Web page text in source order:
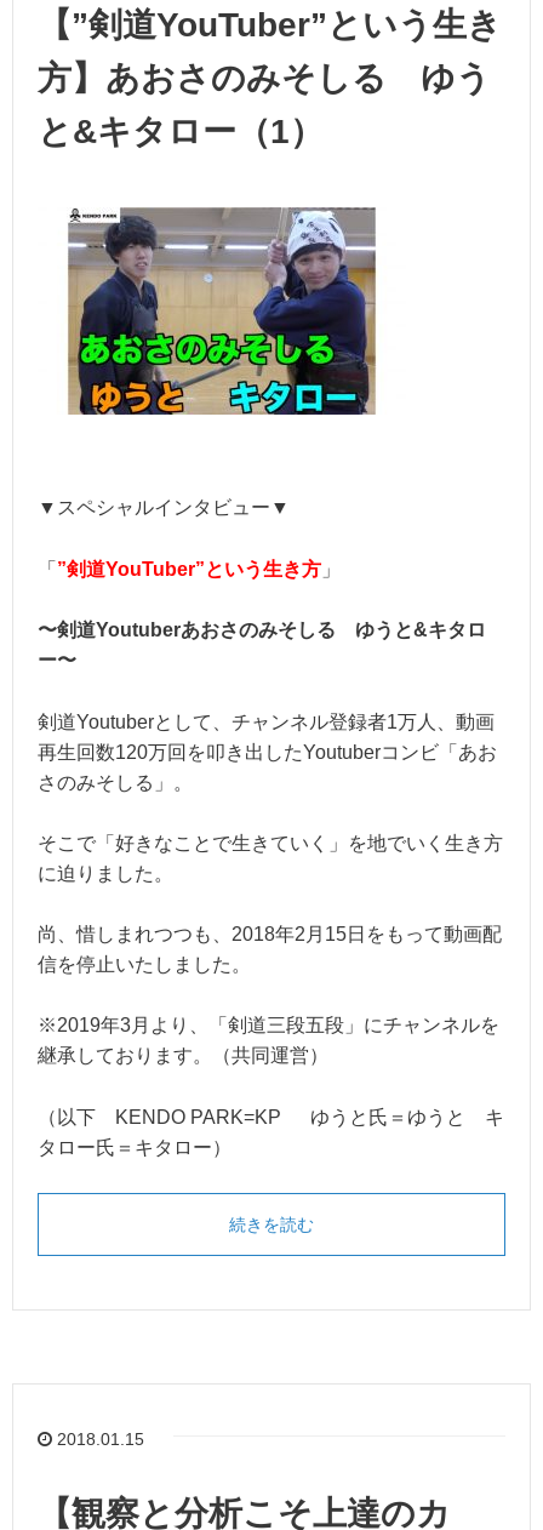
【”剣道YouTuber”という生き
方】あおさのみそしる ゆう
と&キタロー（1）
▼スペシャルインタビュー▼
「 ”剣道YouTuber”という生き方 」
〜剣道Youtuberあおさのみそしる ゆうと&キタロ
ー〜
剣道Youtuberとして、チャンネル登録者1万人、動画
再生回数120万回を叩き出したYoutuberコンビ「あお
さのみそしる」。
そこで「好きなことで生きていく」を地でいく生き方
に迫りました。
尚、惜しまれつつも、2018年2月15日をもって動画配
信を停止いたしました。
※2019年3月より、「剣道三段五段」にチャンネルを
継承しております。（共同運営）
（以下 KENDO PARK=KP ゆうと氏＝ゆうと キ
タロー氏＝キタロー）
続きを読む
2018.01.15
【観察と分析こそ上達のカ